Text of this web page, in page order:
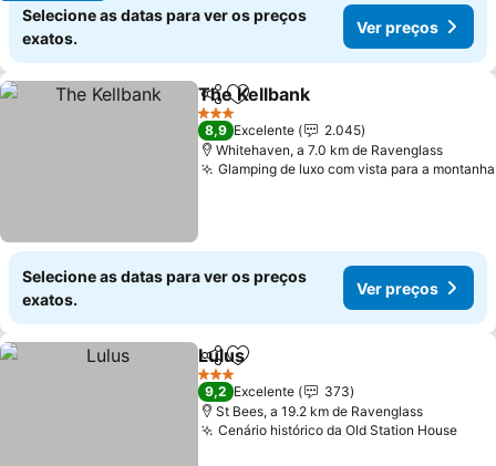
Selecione as datas para ver os preços
exatos.
Ver preços
PartilharAdicionar aos favoritos
The Kellbank
3 Estrelas
8,9 Excelente
2.045
Whitehaven, a 7.0 km de Ravenglass
Glamping de luxo com vista para a montanha
Selecione as datas para ver os preços
exatos.
Ver preços
PartilharAdicionar aos favoritos
Lulus
3 Estrelas
9,2 Excelente
373
St Bees, a 19.2 km de Ravenglass
Cenário histórico da Old Station House